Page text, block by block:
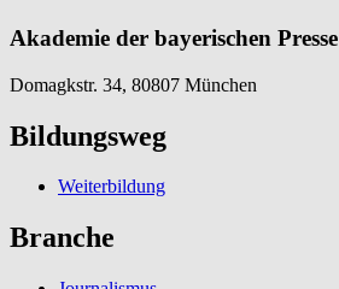
Akademie der bayerischen Presse
Domagkstr. 34, 80807 München
Bildungsweg
Weiterbildung
Branche